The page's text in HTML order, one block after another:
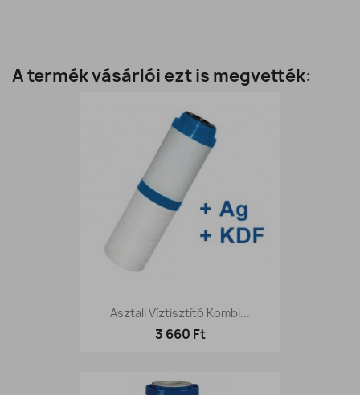
A termék vásárlói ezt is megvették:
Asztali Víztisztító Kombi...
3 660 Ft